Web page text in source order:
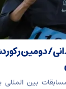
دومین
بین